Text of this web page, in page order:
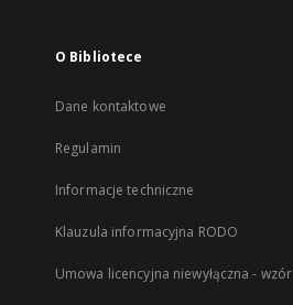
O Bibliotece
Dane kontaktowe
Regulamin
Informacje techniczne
Klauzula informacyjna RODO
Umowa licencyjna niewyłączna - wzór